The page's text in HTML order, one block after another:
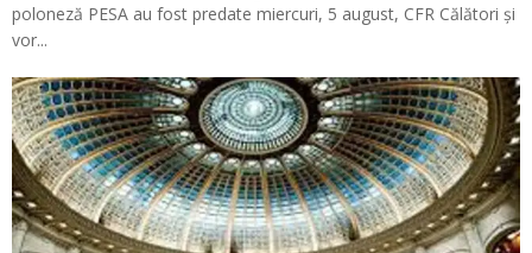
poloneză PESA au fost predate miercuri, 5 august, CFR Călători și
vor...